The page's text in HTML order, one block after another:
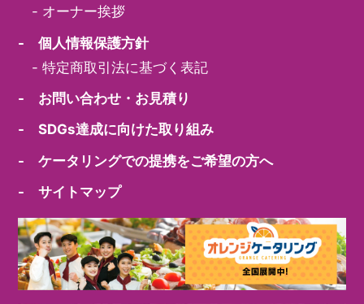
- オーナー挨拶
- 個人情報保護方針
-特定商取引法に基づく表記
- お問い合わせ・お見積り
- SDGs達成に向けた取り組み
- ケータリングでの提携をご希望の方へ
- サイトマップ